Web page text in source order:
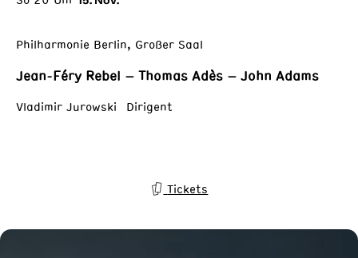
Philharmonie Berlin, Großer Saal
Jean-Féry Rebel – Thomas Adès – John Adams
Vladimir Jurowski Dirigent
Tickets